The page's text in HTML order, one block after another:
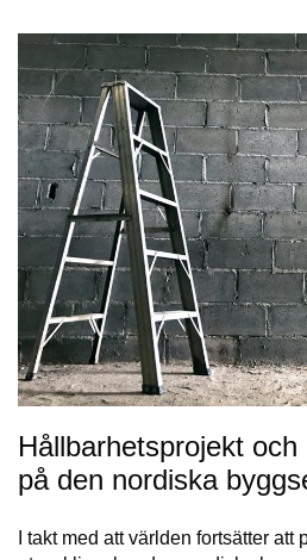
Hållbarhetsprojekt
på den nordiska
I takt med att världen fortsätter att